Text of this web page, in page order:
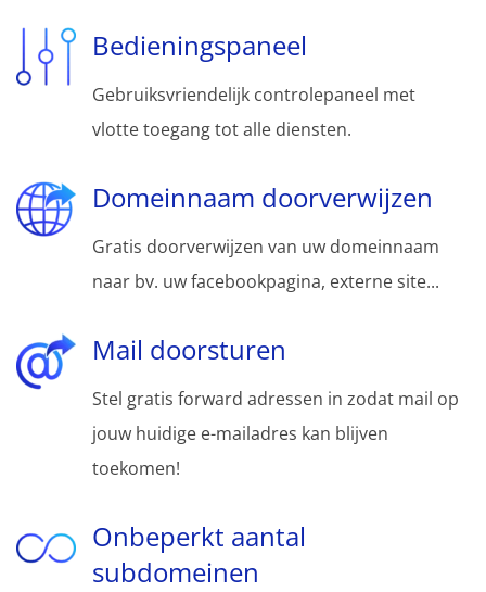
Bedieningspaneel
Gebruiksvriendelijk controlepaneel met
vlotte toegang tot alle diensten.
Domeinnaam doorverwijzen
Gratis doorverwijzen van uw domeinnaam
naar bv. uw facebookpagina, externe site...
Mail doorsturen
Stel gratis forward adressen in zodat mail op
jouw huidige e-mailadres kan blijven
toekomen!
Onbeperkt aantal
subdomeinen